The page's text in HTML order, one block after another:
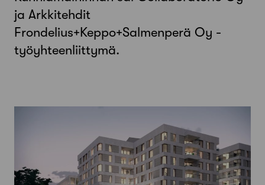
ja Arkkitehdit
Frondelius+Keppo+Salmenperä Oy -
työyhteenliittymä.